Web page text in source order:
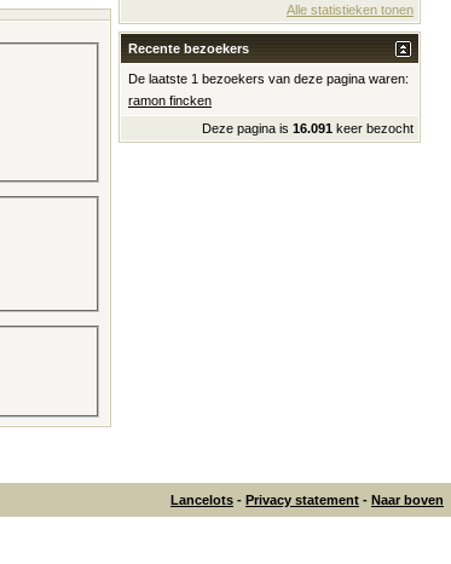
Alle statistieken tonen
Recente bezoekers
De laatste 1 bezoekers van deze pagina waren:
ramon fincken
Deze pagina is 16.091 keer bezocht
Lancelots - Privacy statement - Naar boven